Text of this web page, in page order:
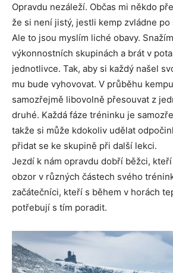
Opravdu nezáleží. Občas mi někdo
že si není jistý, jestli kemp zvládne
Ale to jsou myslím liché obavy.
výkonnostních skupinách a brát v
jednotlivce. Tak, aby si každý našel
mu bude vyhovovat. V průběhu
samozřejmě libovolně přesouvat z
druhé. Každá fáze tréninku je
takže si může kdokoliv udělat
přidat se ke skupině při další lekci.
Jezdí k nám opravdu dobří běžci,
obzor v různých částech svého
začátečníci, kteří s během v horách
potřebují s tím poradit.